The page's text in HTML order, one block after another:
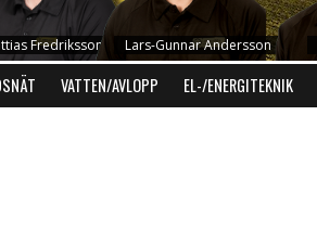
Fredriksson Lars-Gunnar Andersson
VATTEN/AVLOPP EL-/ENERGITEKNIK